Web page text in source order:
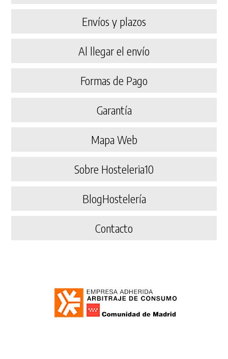
Envíos y plazos
Al llegar el envío
Formas de Pago
Garantía
Mapa Web
Sobre Hosteleria10
BlogHostelería
Contacto